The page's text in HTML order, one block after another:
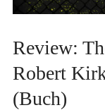
Review:
Robert
(Buch)